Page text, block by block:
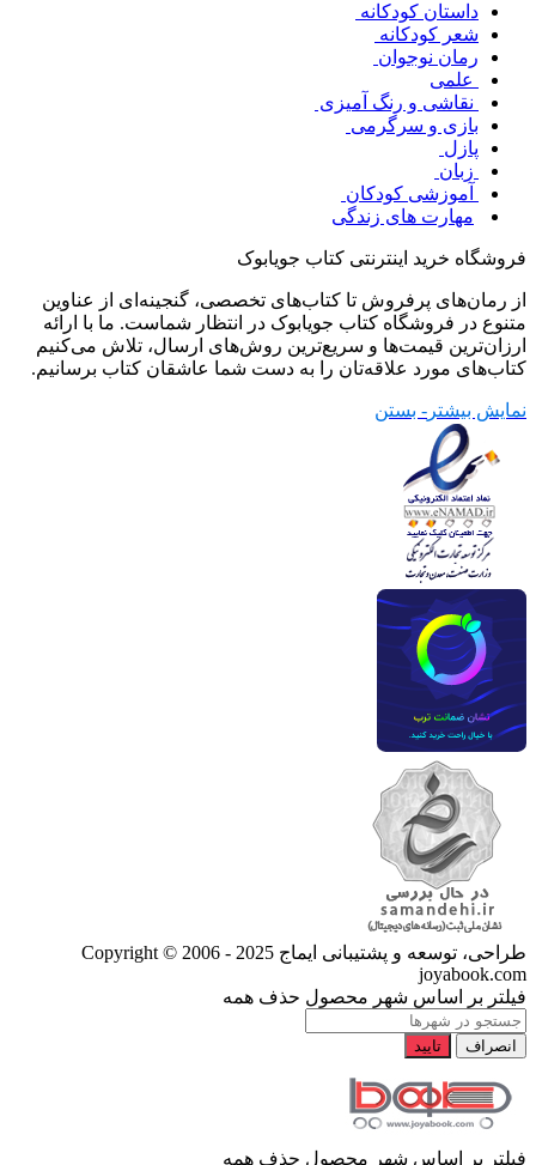
داستان کودکانه
شعر کودکانه
رمان نوجوان
علمی
نقاشی و رنگ آمیزی
بازی و سرگرمی
پازل
زبان
آموزشی کودکان
مهارت های زندگی
فروشگاه خرید اینترنتی کتاب جویابوک
از رمان‌های پرفروش تا کتاب‌های تخصصی، گنجینه‌ای از عناوین
متنوع در فروشگاه کتاب جویابوک در انتظار شماست. ما با ارائه
ارزان‌ترین قیمت‌ها و سریع‌ترین روش‌های ارسال، تلاش می‌کنیم
کتاب‌های مورد علاقه‌تان را به دست شما عاشقان کتاب برسانیم.
نمایش بیشتر - بستن
طراحی، توسعه و پشتیبانی ایماج Copyright © 2006 - 2025
joyabook.com
فیلتر بر اساس شهر محصول حذف همه
انصراف تایید
فیلتر بر اساس شهر محصول حذف همه